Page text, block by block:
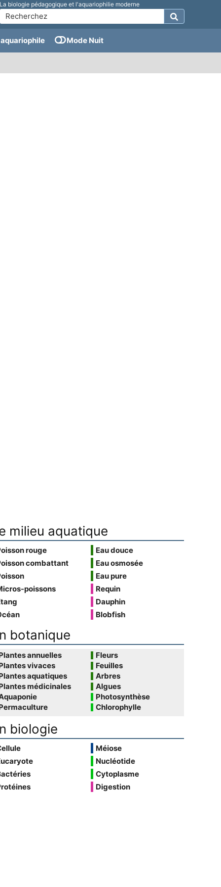
La biologie pédagogique et l'aquariophilie moderne
Mode Nuit
milieu aquatique
rouge
combattant
poissons
Eau douce
Eau osmosée
Eau pure
Requin
Dauphin
Blobfish
botanique
annuelles
vivaces
aquatiques
médicinales
Fleurs
Feuilles
Arbres
Algues
Photosynthèse
Chlorophylle
biologie
Méiose
Nucléotide
Cytoplasme
Digestion